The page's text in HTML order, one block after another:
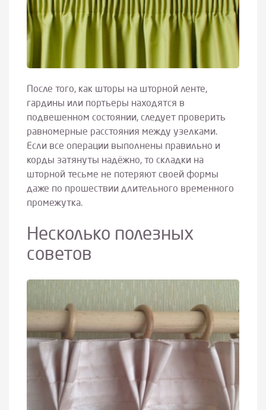
После того, как шторы на шторной ленте,
гардины или портьеры находятся в
подвешенном состоянии, следует проверить
равномерные расстояния между узелками.
Если все операции выполнены правильно и
корды затянуты надёжно, то складки на
шторной тесьме не потеряют своей формы
даже по прошествии длительного временного
промежутка.
Несколько полезных
советов